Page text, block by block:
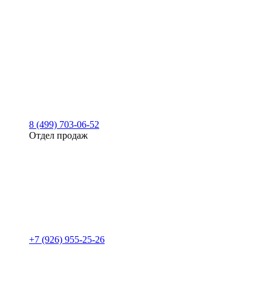
8 (499) 703-06-52
Отдел продаж
+7 (926) 955-25-26